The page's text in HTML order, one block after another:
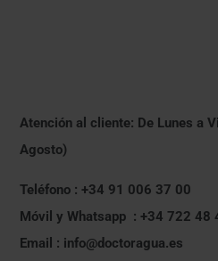
Atención al cliente: De Lunes a
Agosto)
Teléfono : +34 91 006 37 00
Móvil y Whatsapp : +34 722 48
Email : info@doctoragua.es